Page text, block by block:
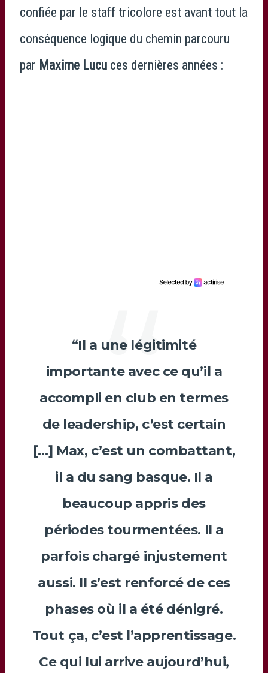
confiée par le staff tricolore est avant tout la
conséquence logique du chemin parcouru
par Maxime Lucu ces dernières années :
“Il a une légitimité
importante avec ce qu’il a
accompli en club en termes
de leadership, c’est certain
[…] Max, c’est un combattant,
il a du sang basque. Il a
beaucoup appris des
périodes tourmentées. Il a
parfois chargé injustement
aussi. Il s’est renforcé de ces
phases où il a été dénigré.
Tout ça, c’est l’apprentissage.
Ce qui lui arrive aujourd’hui,